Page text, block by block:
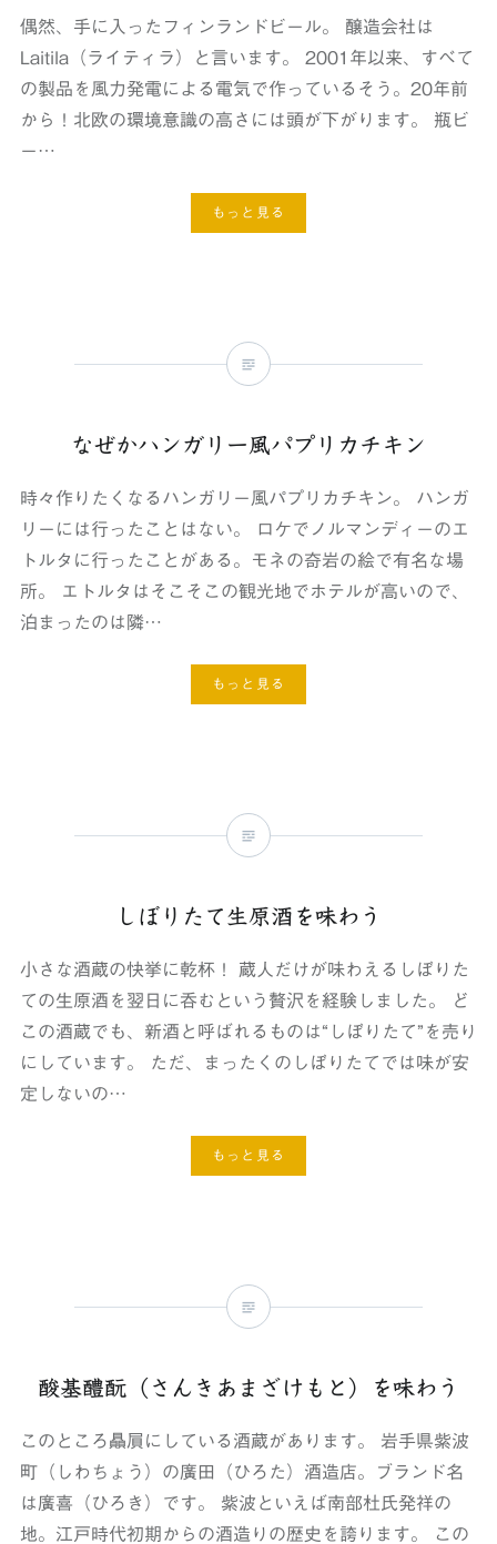
偶然、手に入ったフィンランドビール。 醸造会社は
Laitila（ライティラ）と言います。 2001年以来、すべて
の製品を風力発電による電気で作っているそう。20年前
から！北欧の環境意識の高さには頭が下がります。 瓶ビ
ー…
もっと見る
なぜかハンガリー風パプリカチキン
時々作りたくなるハンガリー風パプリカチキン。 ハンガ
リーには行ったことはない。 ロケでノルマンディーのエ
トルタに行ったことがある。モネの奇岩の絵で有名な場
所。 エトルタはそこそこの観光地でホテルが高いので、
泊まったのは隣…
もっと見る
しぼりたて生原酒を味わう
小さな酒蔵の快挙に乾杯！ 蔵人だけが味わえるしぼりた
ての生原酒を翌日に呑むという贅沢を経験しました。 ど
この酒蔵でも、新酒と呼ばれるものは“しぼりたて”を売り
にしています。 ただ、まったくのしぼりたてでは味が安
定しないの…
もっと見る
酸基醴酛（さんきあまざけもと）を味わう
このところ贔屓にしている酒蔵があります。 岩手県紫波
町（しわちょう）の廣田（ひろた）酒造店。ブランド名
は廣喜（ひろき）です。 紫波といえば南部杜氏発祥の
地。江戸時代初期からの酒造りの歴史を誇ります。 この